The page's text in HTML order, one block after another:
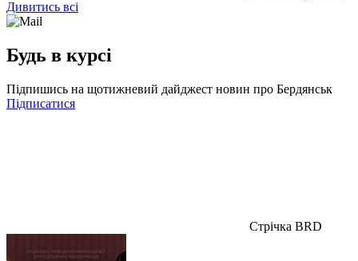
Дивитись всі
Будь в курсі
Підпишись на щотижневий дайджест новин про Бердянськ
Підписатися
Стрічка BRD